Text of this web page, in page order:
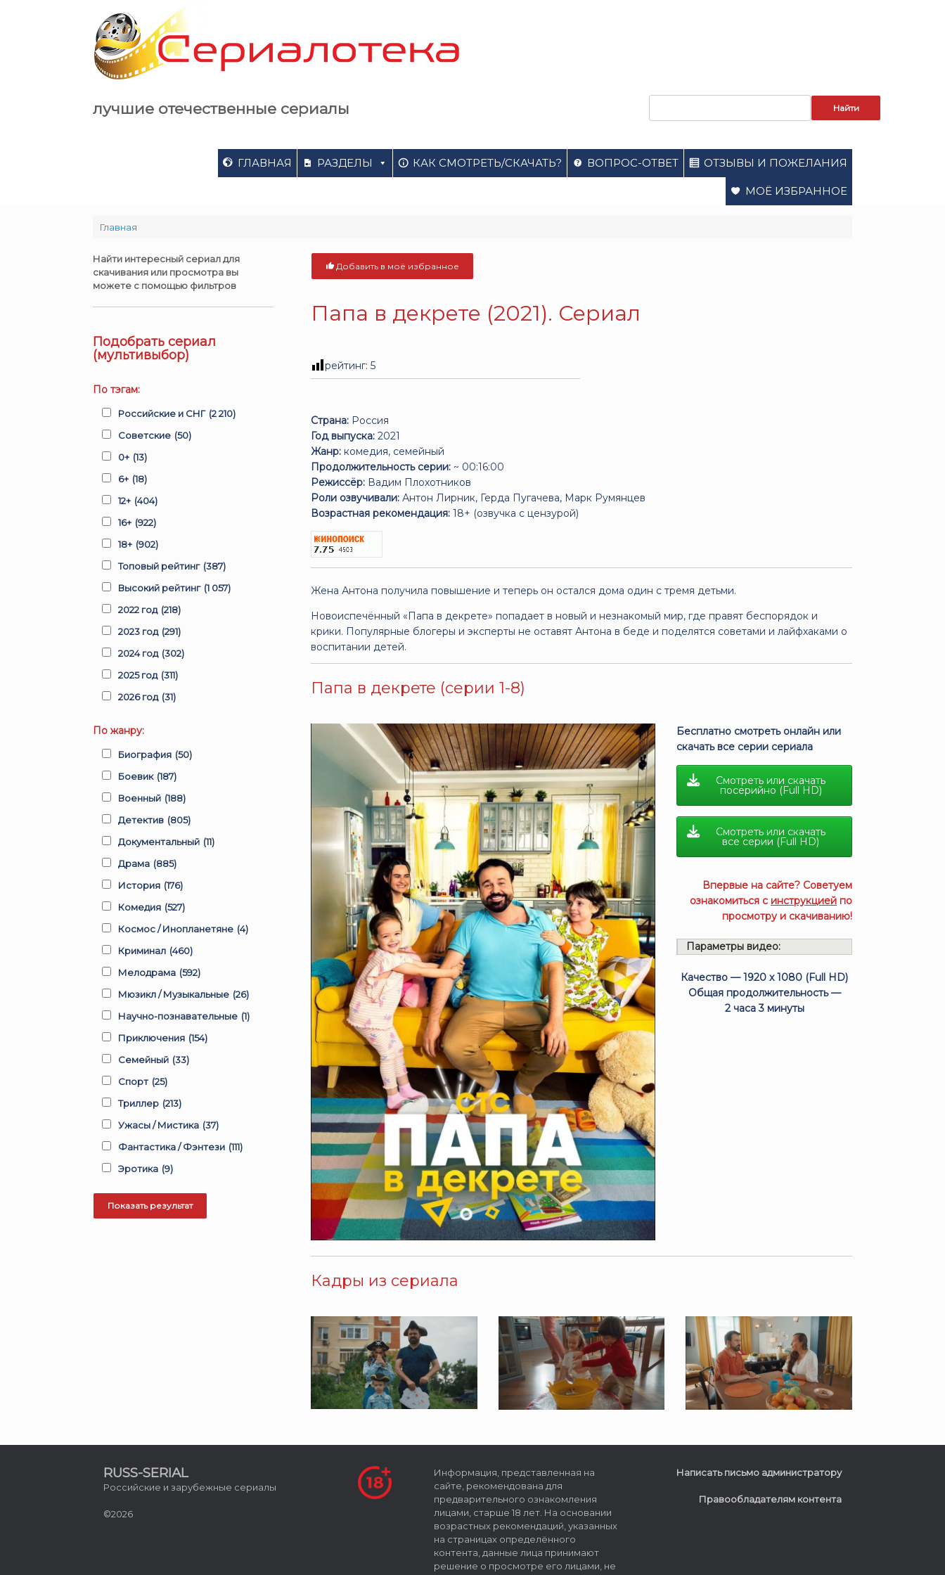
лучшие отечественные сериалы
ГЛАВНАЯ РАЗДЕЛЫ КАК СМОТРЕТЬ/СКАЧАТЬ? ВОПРОС-ОТВЕТ ОТЗЫВЫ И ПОЖЕЛАНИЯ
МОЁ ИЗБРАННОЕ
Главная
Добавить в моё избранное
Папа в декрете (2021). Сериал
рейтинг:5
Страна: Россия
Год выпуска: 2021
Жанр: комедия, семейный
Продолжительность серии: ~ 00:16:00
Режиссёр: Вадим Плохотников
Роли озвучивали: Антон Лирник, Герда Пугачева, Марк Румянцев
Возрастная рекомендация: 18+ (озвучка с цензурой)
Жена Антона получила повышение и теперь он остался дома один с тремя детьми.
Новоиспечённый «Папа в декрете» попадает в новый и незнакомый мир, где правят беспорядок и
крики. Популярные блогеры и эксперты не оставят Антона в беде и поделятся советами и лайфхаками о
воспитании детей.
Папа в декрете (серии 1-8)
Бесплатно смотреть онлайн или
скачать все серии сериала
Смотреть или скачать
посерийно (Full HD)
Смотреть или скачать
все серии (Full HD)
Впервые на сайте? Советуем
ознакомиться с инструкцией по
просмотру и скачиванию!
Параметры видео:
Качество — 1920 x 1080 (Full HD)
Общая продолжительность —
2 часа 3 минуты
Кадры из сериала
Найти интересный сериал для
скачивания или просмотра вы
можете с помощью фильтров
Подобрать сериал
(мультивыбор)
По тэгам:
Российские и СНГ (2 210)
Советские (50)
0+ (13)
6+ (18)
12+ (404)
16+ (922)
18+ (902)
Топовый рейтинг (387)
Высокий рейтинг (1 057)
2022 год (218)
2023 год (291)
2024 год (302)
2025 год (311)
2026 год (31)
По жанру:
Биография (50)
Боевик (187)
Военный (188)
Детектив (805)
Документальный (11)
Драма (885)
История (176)
Комедия (527)
Космос / Инопланетяне (4)
Криминал (460)
Мелодрама (592)
Мюзикл / Музыкальные (26)
Научно-познавательные (1)
Приключения (154)
Семейный (33)
Спорт (25)
Триллер (213)
Ужасы / Мистика (37)
Фантастика / Фэнтези (111)
Эротика (9)
RUSS-SERIAL
Российские и зарубежные сериалы
©2026
Информация, представленная на
сайте, рекомендована для
предварительного ознакомления
лицами, старше 18 лет. На основании
возрастных рекомендаций, указанных
на страницах определённого
контента, данные лица принимают
решение о просмотре его лицами, не
Написать письмо администратору
Правообладателям контента